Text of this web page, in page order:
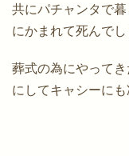
共にパチャンタで
にかまれて死んでし
葬式の為にやって
にしてキャシーにも